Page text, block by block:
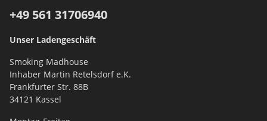
+49 561 31706940
Unser Ladengeschäft
Smoking Madhouse
Inhaber Martin Retelsdorf e.K.
Frankfurter Str. 88B
34121 Kassel